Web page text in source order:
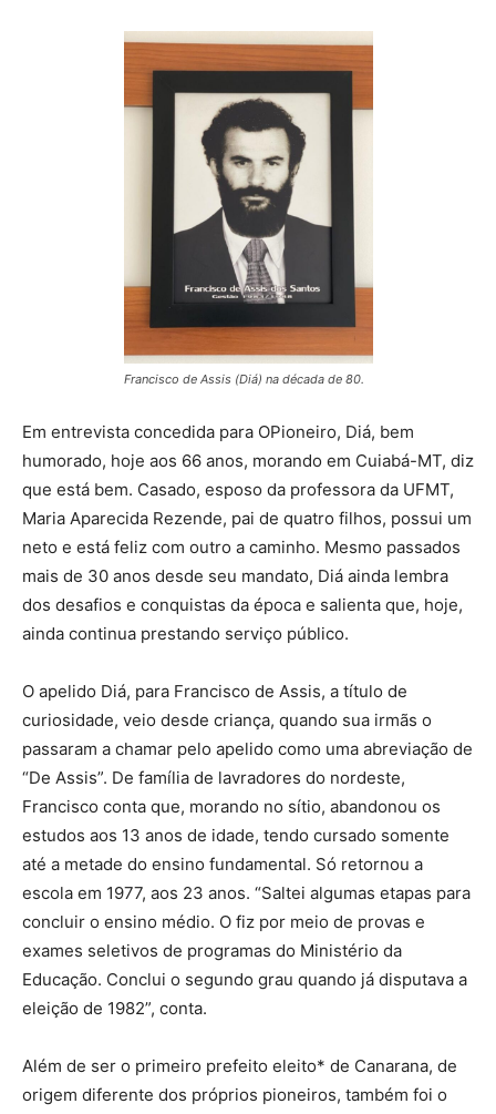
Francisco de Assis (Diá) na década de 80.
Em entrevista concedida para OPioneiro, Diá, bem
humorado, hoje aos 66 anos, morando em Cuiabá-MT, diz
que está bem. Casado, esposo da professora da UFMT,
Maria Aparecida Rezende, pai de quatro filhos, possui um
neto e está feliz com outro a caminho. Mesmo passados
mais de 30 anos desde seu mandato, Diá ainda lembra
dos desafios e conquistas da época e salienta que, hoje,
ainda continua prestando serviço público.
O apelido Diá, para Francisco de Assis, a título de
curiosidade, veio desde criança, quando sua irmãs o
passaram a chamar pelo apelido como uma abreviação de
“De Assis”. De família de lavradores do nordeste,
Francisco conta que, morando no sítio, abandonou os
estudos aos 13 anos de idade, tendo cursado somente
até a metade do ensino fundamental. Só retornou a
escola em 1977, aos 23 anos. “Saltei algumas etapas para
concluir o ensino médio. O fiz por meio de provas e
exames seletivos de programas do Ministério da
Educação. Conclui o segundo grau quando já disputava a
eleição de 1982”, conta.
Além de ser o primeiro prefeito eleito* de Canarana, de
origem diferente dos próprios pioneiros, também foi o